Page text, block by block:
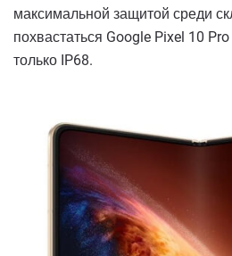
максимальной защитой среди
похвастаться Google Pixel 10
только IP68.